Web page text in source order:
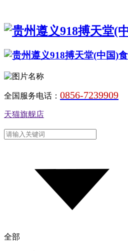
全国服务电话： 0856-7239909
天猫旗舰店
全部